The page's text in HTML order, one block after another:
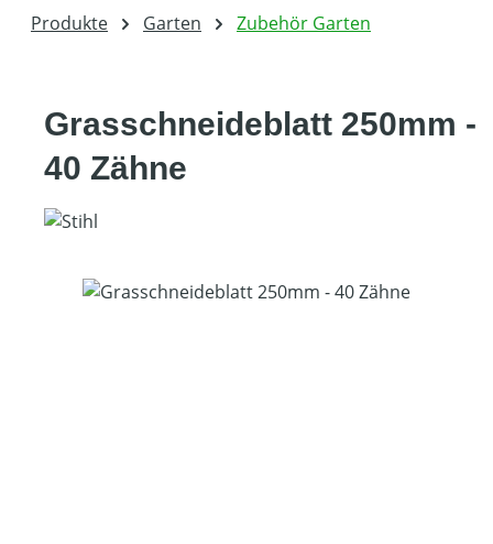
Produkte Garten Zubehör Garten
Grasschneideblatt 250mm -
40 Zähne
Bildergalerie überspringen